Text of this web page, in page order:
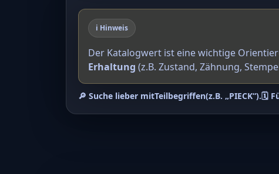
ℹ️ Hinweis
Der Katalogwert ist eine wichtige
Erhaltung (z.B. Zustand, Zähnung,
🔎 Suche lieber mitTeilbegriffen(z.B. „PIECK“).🗓️